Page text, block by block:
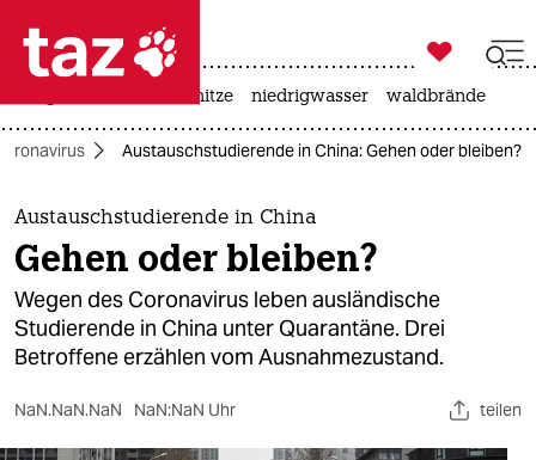
 taz zahl ich
taz zahl ich
themen
politik
öko

taz zahl ich
hitze niedrigwasser waldbrände
Austauschstudierende in China: Gehen oder bleiben?
Austauschstudierende in China
Gehen oder bleiben?
Wegen des Coronavirus leben ausländische
Studierende in China unter Quarantäne. Drei
Betroffene erzählen vom Ausnahmezustand.
NaN.NaN.NaN NaN:NaN Uhr teilen